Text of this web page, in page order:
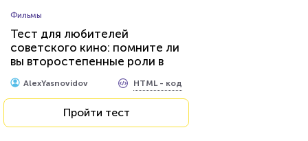
Тест: Великие русские
писатели
Пройти тест
Фильмы
Тест для любителей
советского кино: помните ли
вы второстепенные роли в
знаменитых фильмах?
AlexYasnovidov HTML - код
Пройти тест